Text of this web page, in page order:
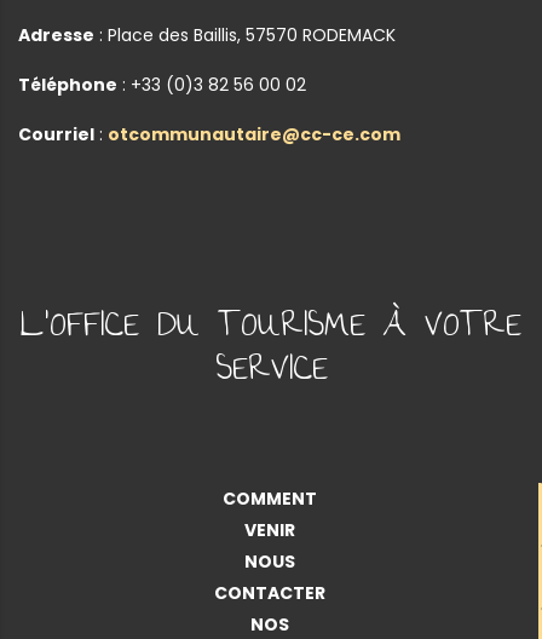
Adresse : Place des Baillis, 57570 RODEMACK
Téléphone : +33 (0)3 82 56 00 02
Courriel : otcommunautaire@cc-ce.com
L'OFFICE DU TOURISME À VOTRE
SERVICE
COMMENT
VENIR
NOUS
CONTACTER
NOS